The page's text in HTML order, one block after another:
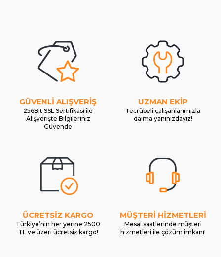
GÜVENLİ ALIŞVERİŞ
256Bit SSL Sertifikası ile
Alışverişte Bilgileriniz
Güvende
UZMAN EKİP
Tecrübeli çalışanlarımızla
daima yanınızdayız!
ÜCRETSİZ KARGO
Türkiye’nin her yerine 2500
TL ve üzeri ücretsiz kargo!
MÜŞTERİ HİZMETLERİ
Mesai saatlerinde müşteri
hizmetleri ile çözüm imkanı!